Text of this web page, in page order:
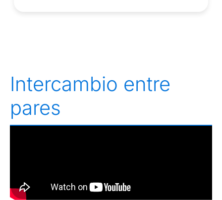
Intercambio entre
pares